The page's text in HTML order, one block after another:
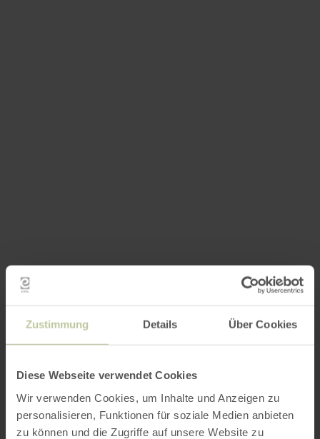
Zustimmung Details Über Cookies
Diese Webseite verwendet Cookies
Wir verwenden Cookies, um Inhalte und Anzeigen zu
personalisieren, Funktionen für soziale Medien anbieten
zu können und die Zugriffe auf unsere Website zu